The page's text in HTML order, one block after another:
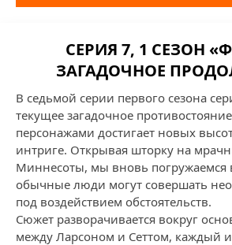
СЕРИЯ 7, 1 СЕЗОН
ЗАГАДОЧНОЕ
В седьмой серии первого сезона
текущее загадочное
персонажами достигает новых
интриге. Открывая шторку на
Миннесоты, мы вновь погружаемся
обычные люди могут совершать
под воздействием обстоятельств.
Сюжет разворачивается вокруг
между Ларсоном и Сеттом, каждый